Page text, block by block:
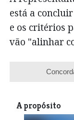
está a
e os critérios
vão "alinhar
A propósito